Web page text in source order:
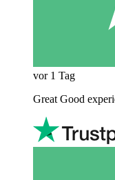
vor 1 Tag
Great Good